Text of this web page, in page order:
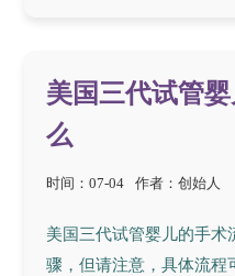
美国三代试管
么
时间：07-04 作者：创始人
美国三代试管婴儿的手术
骤，但请注意，具体流程